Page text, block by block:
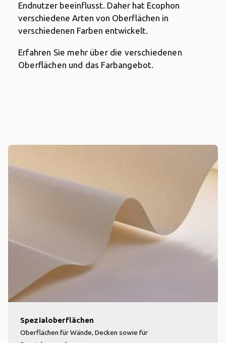
Endnutzer beeinflusst. Daher hat Ecophon
verschiedene Arten von Oberflächen in
verschiedenen Farben entwickelt.
Erfahren Sie mehr über die verschiedenen
Oberflächen und das Farbangebot.
Spezialoberflächen
Oberflächen für Wände, Decken sowie für